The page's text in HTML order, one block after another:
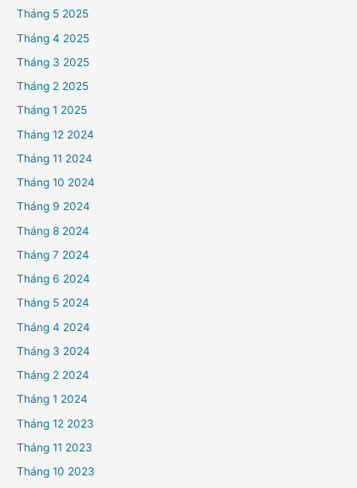
Tháng 5 2025
Tháng 4 2025
Tháng 3 2025
Tháng 2 2025
Tháng 1 2025
Tháng 12 2024
Tháng 11 2024
Tháng 10 2024
Tháng 9 2024
Tháng 8 2024
Tháng 7 2024
Tháng 6 2024
Tháng 5 2024
Tháng 4 2024
Tháng 3 2024
Tháng 2 2024
Tháng 1 2024
Tháng 12 2023
Tháng 11 2023
Tháng 10 2023